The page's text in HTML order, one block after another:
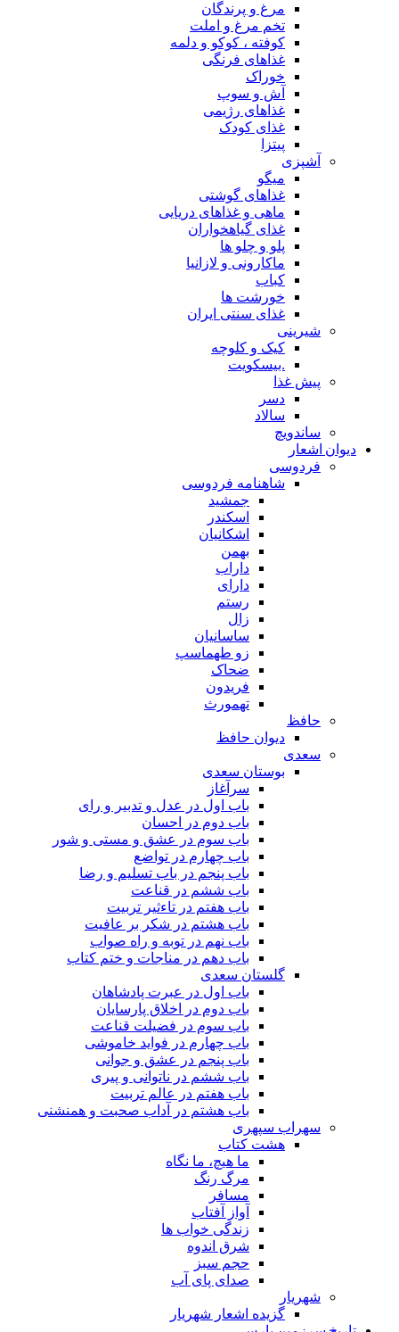
مرغ و پرندگان
تخم مرغ و املت
کوفته ، کوکو و دلمه
غذاهای فرنگی
خوراک
آش و سوپ
غذاهای رژیمی
غذای کودک
پیتزا
آشپزی
میگو
غذاهای گوشتی
ماهی و غذاهای دریایی
غذای گیاهخواران
پلو و چلو ها
ماکارونی و لازانیا
کباب
خورشت ها
غذای سنتی ایران
شیرینی
کیک و کلوچه
.بیسکویت
پیش غذا
دسر
سالاد
ساندویچ
دیوان اشعار
فردوسی
شاهنامه فردوسی
جمشید
اسکندر
اشکانیان
بهمن
داراب
دارای
رستم
زال
ساسانیان
زو طهماسپ‏
ضحاک
فریدون
تهمورث
حافظ
دیوان حافظ
سعدی
بوستان سعدی
سرآغاز
باب اول در عدل و تدبیر و رای
باب دوم در احسان
باب سوم در عشق و مستی و شور
باب چهارم در تواضع
باب پنجم در باب تسلیم و رضا
باب ششم در قناعت
باب هفتم در تاءثیر تربیت
باب هشتم در شکر بر عافیت
باب نهم در توبه و راه صواب
باب دهم در مناجات و ختم کتاب
گلستان سعدی
باب اول در عبرت پادشاهان
باب دوم در اخلاق پارسایان
باب سوم در فضیلت قناعت
باب چهارم در فواید خاموشى
باب پنجم در عشق و جوانى
باب ششم در ناتوانى و پیرى
باب هفتم در عالم تربیت
باب هشتم در آداب صحبت و همنشنى
سهراب سپهری
هشت کتاب
ما هیچ، ما نگاه
مرگ رنگ
مسافر
آواز آفتاب
زندگی خواب ها
شرق اندوه
حجم سبز
صدای پای آب
شهریار
گزیده اشعار شهریار